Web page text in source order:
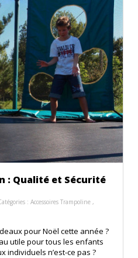
: Qualité et Sécurité
: Accessoires Trampoline ,
pour Noël cette année ?
utile pour tous les enfants
individuels n’est-ce pas ?